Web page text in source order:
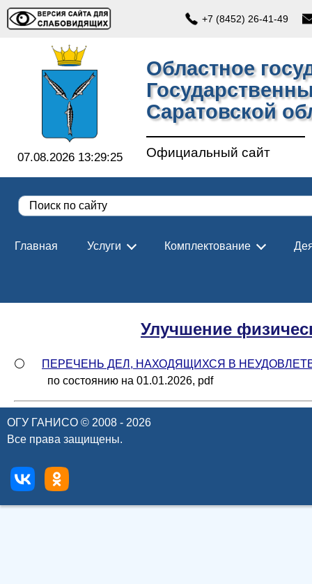
+7 (8452) 26-41-49
07.08.2026 13:29:25
Областное
Саратовской
Официальный сайт
Главная Услуги Комплектование
Улучшение
⚪
ПЕРЕЧЕНЬ ДЕЛ, НАХОДЯЩИХСЯ В
по состоянию на 01.01.2026, pdf
ОГУ ГАНИСО © 2008 - 2026
Все права защищены.